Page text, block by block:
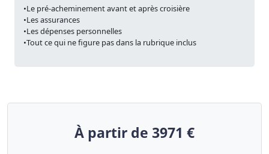
•Le pré-acheminement avant et après croisière
•Les assurances
•Les dépenses personnelles
•Tout ce qui ne figure pas dans la rubrique inclus
À partir de 3971 €